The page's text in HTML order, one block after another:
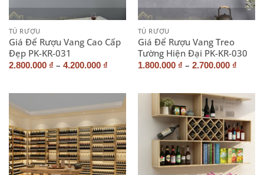
TỦ RƯỢU
Giá Để Rượu Vang Cao Cấp
Đẹp PK-KR-031
2.800.000 ₫ – 4.200.000 ₫
TỦ RƯỢU
Giá Để Rượu Vang Treo
Tường Hiện Đại PK-KR-030
1.800.000 ₫ – 2.700.000 ₫